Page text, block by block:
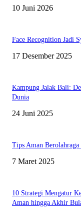
10 Juni 2026
Face Recognition Jadi
17 Desember 2025
Kampung Jalak Bali:
Dunia
24 Juni 2025
Tips Aman Berolahraga
7 Maret 2025
10 Strategi Mengatur
Aman hingga Akhir